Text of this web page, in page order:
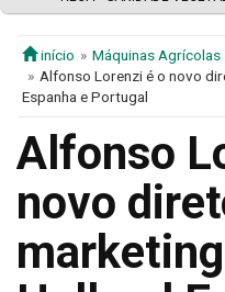
início
Máquinas Agrícolas
Alfonso Lorenzi é o novo
Espanha e Portugal
Alfonso
novo